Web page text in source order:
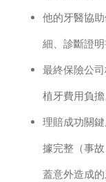
他的牙醫協
細、診斷證明
最終保險公
植牙費用負擔
理賠成功關
據完整（事
蓋意外造成的